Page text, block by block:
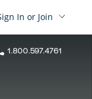
In or Join
1.800.597.4761